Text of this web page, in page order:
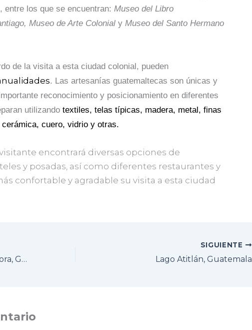
entre los que se encuentran: Museo del Libro
Museo de Arte Colonial y Museo del Santo Hermano
de la visita a esta ciudad colonial, pueden
. Las artesanías guatemaltecas son únicas y
reconocimiento y posicionamiento en diferentes
utilizando textiles, telas típicas, madera, metal, finas
cuero, vidrio y otras.
encontrará diversas opciones de
y posadas, así como diferentes restaurantes y
confortable y agradable su visita a esta ciudad
Parque Zoológico La Aurora, Guatemala
SIGUIENTE
Lago Atitlán, Guatemala